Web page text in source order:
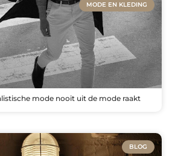
MODE EN KLEDING
mode nooit uit de mode raakt
BLOG